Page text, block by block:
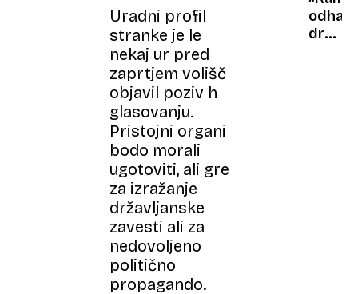
Uradni profil
stranke je le
nekaj ur pred
zaprtjem volišč
objavil poziv h
glasovanju.
Pristojni organi
bodo morali
ugotoviti, ali gre
za izražanje
državljanske
zavesti ali za
nedovoljeno
politično
propagando.
draga